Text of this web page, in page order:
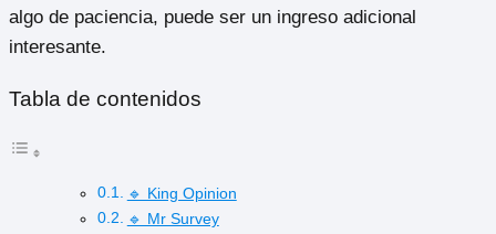
algo de paciencia, puede ser un ingreso adicional
interesante.
Tabla de contenidos
🔹 King Opinion
🔹 Mr Survey